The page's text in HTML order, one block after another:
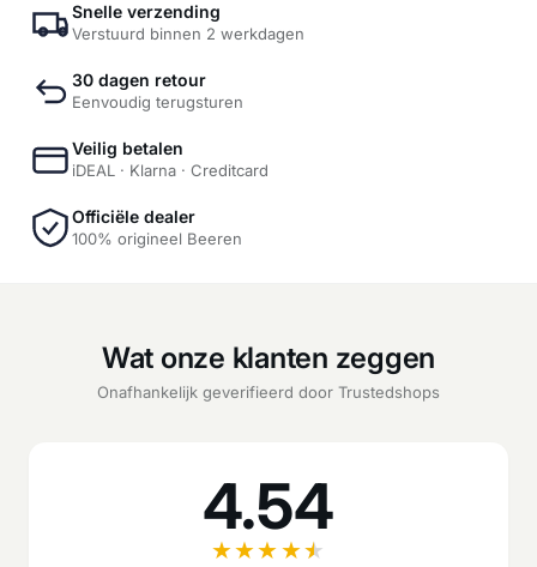
Snelle verzending
Verstuurd binnen 2 werkdagen
30 dagen retour
Eenvoudig terugsturen
Veilig betalen
iDEAL · Klarna · Creditcard
Officiële dealer
100% origineel Beeren
Wat onze klanten zeggen
Onafhankelijk geverifieerd door Trustedshops
4.54
★★★★★